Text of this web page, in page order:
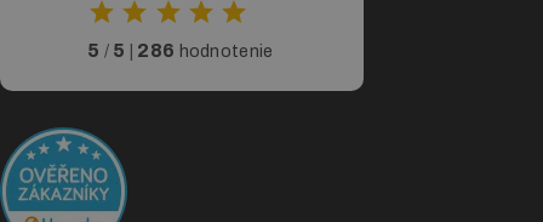
5 / 5 286 hodnotenie